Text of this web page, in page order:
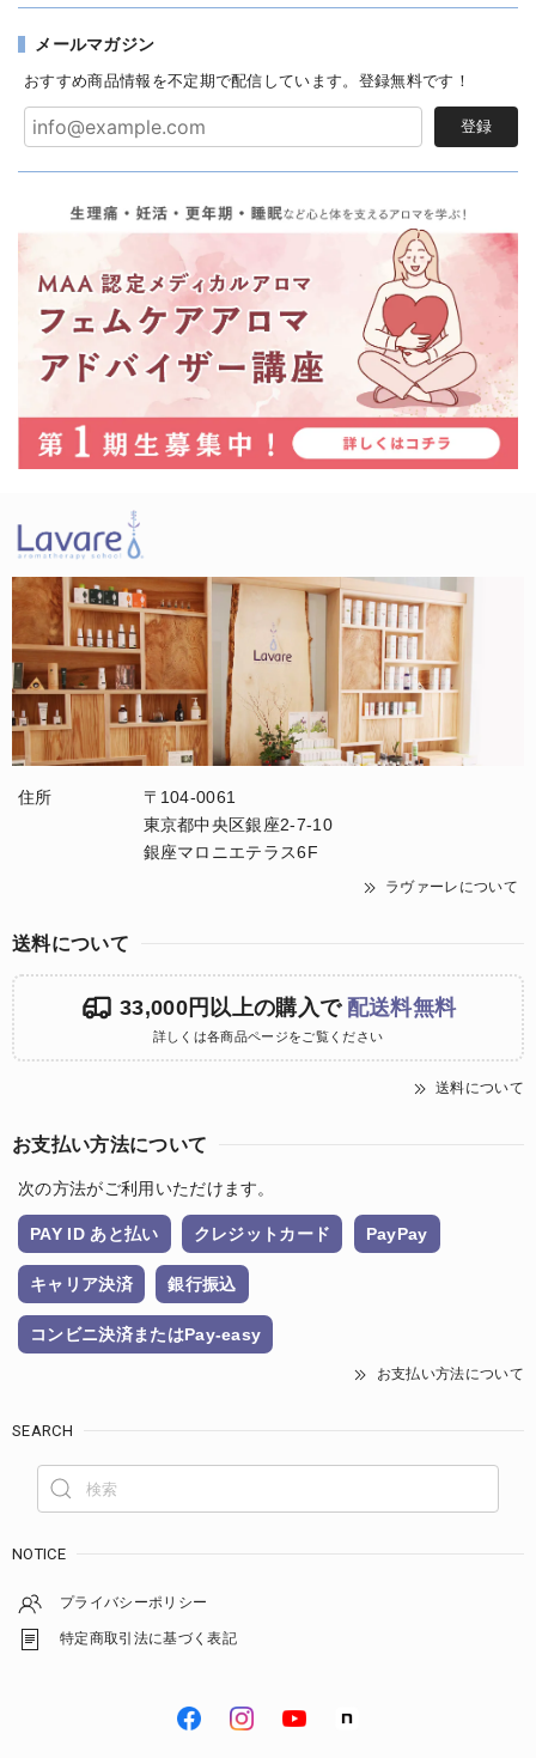
メールマガジン
おすすめ商品情報を不定期で配信しています。登録無料です！
登録
住所
〒104-0061
東京都中央区銀座2-7-10
銀座マロニエテラス6F
ラヴァーレについて
送料について
33,000円以上の購入で 配送料無料
詳しくは各商品ページをご覧ください
送料について
お支払い方法について
次の方法がご利用いただけます。
PAY ID あと払い クレジットカード PayPay
キャリア決済 銀行振込
コンビニ決済またはPay-easy
お支払い方法について
SEARCH
NOTICE
プライバシーポリシー
特定商取引法に基づく表記